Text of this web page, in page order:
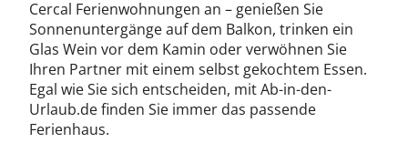
Cercal Ferienwohnungen an – genießen Sie
Sonnenuntergänge auf dem Balkon, trinken ein
Glas Wein vor dem Kamin oder verwöhnen Sie
Ihren Partner mit einem selbst gekochtem Essen.
Egal wie Sie sich entscheiden, mit Ab-in-den-
Urlaub.de finden Sie immer das passende
Ferienhaus.